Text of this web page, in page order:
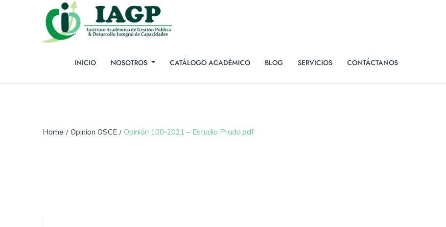
INICIO NOSOTROS CATÁLOGO ACADÉMICO BLOG SERVICIOS CONTÁCTANOS
Home Opinion OSCE Opinión 100-2021 – Estudio Prado.pdf